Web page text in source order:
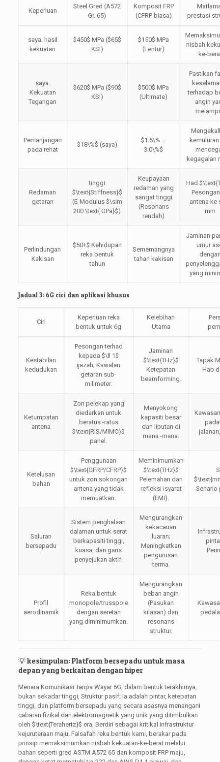
Keperluan
Steel Gred (A572
Gr. 65)
Komposit FRP
(CFRP biasa)
prestasi
saya. hasil
kekuatan
$450$ MPa ($65$
KSI)
$150$ MPa
(Lentur)
nisbah
ke-
saya.
Kekuatan
Tegangan
$620$ MPa ($90$
KSI)
$500$ MPa
(Ultimate)
Pastikan
terhadap
angin
Pemanjangan
pada rehat
$18\%$ (saya)
$1.5\% –
3.0\%$
kegagalan
Redaman
getaran
tinggi
$\text{Stiffness}$
(E-Modulus $\sim
200 \text{ GPa}$)
Keupayaan
redaman yang
sangat tinggi
(Resonans
rendah)
Had
antena ke
mm
Perlindungan
Kakisan
$50+$ Kehidupan
reka bentuk
tahun
Sememangnya
tahan kakisan
Jaminan
umur
yang
Jadual 3: 6G ciri dan aplikasi khusus
Ciri
Keperluan reka
bentuk untuk 6g
Kelebihan
Utama
Kestabilan
kedudukan
Pesongan terhad
kepada $\ll 1$
ijazah; Kawalan
getaran sub-
milimeter.
Jaminan
$\text{THz}$
Ketepatan
beamforming.
Tapak
Hab
Ketumpatan
antena
Zon pelekap yang
diedarkan untuk
beratus -ratus
$\text{RIS/MIMO}$
panel.
Menyokong
kapasiti besar
dan liputan di
mana -mana.
Ketelusan
bahan
Penggunaan
$\text{GFRP/CFRP}$
untuk zon sokongan
antena yang tidak
memuatkan.
Meminimumkan
$\text{THz}$
Pelemahan dan
refleksi isyarat
(EMI).
Senario
Saluran
bersepadu
Sistem penghalaan
dalaman untuk serat
berkapasiti tinggi,
kuasa, dan garis
penyejukan aktif.
Mengurangkan
kekacauan
luaran;
Meningkatkan
pengurusan
terma.
Profil
aerodinamik
Reka bentuk
monopole/trusspole
dengan seretan
yang diminimumkan.
Mengurangkan
beban angin
(Pasukan
kilasan) dan
resonans
struktur.
💡 kesimpulan: Platform bersepadu untuk masa
depan yang berkaitan dengan hiper
Menara Komunikasi Tanpa Wayar 6G, dalam bentuk terakhirnya,
bukan sekadar tinggi, Struktur pasif; Ia adalah pintar, ketepatan
tinggi, dan platform bersepadu yang secara asasnya menangani
cabaran fizikal dan elektromagnetik yang unik yang ditimbulkan
oleh $\text{Terahertz}$ era, Berdiri sebagai kritikal infrastruktur
kejuruteraan maju. Falsafah reka bentuk kami, berakar pada
prinsip memaksimumkan nisbah kekuatan-ke-berat melalui
bahan seperti gred ASTM A572 65 dan komposit FRP maju,